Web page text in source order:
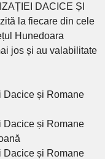
DACICE ȘI
la fiecare din cele
Hunedoara
jos și au valabilitate
Dacice și Romane
Dacice și Romane
Dacice și Romane